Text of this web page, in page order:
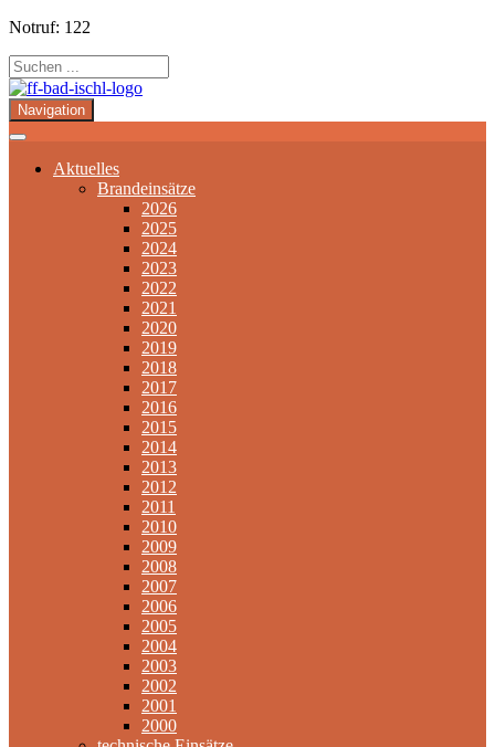
Notruf: 122
Navigation
Aktuelles
Brandeinsätze
2026
2025
2024
2023
2022
2021
2020
2019
2018
2017
2016
2015
2014
2013
2012
2011
2010
2009
2008
2007
2006
2005
2004
2003
2002
2001
2000